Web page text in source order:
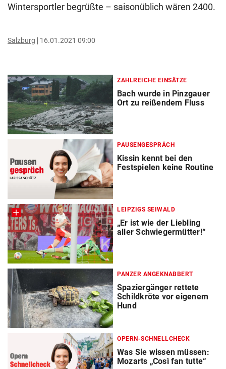
Wintersportler begrüßte – saisonüblich wären 2400.
Salzburg 16.01.2021 09:00
ZAHLREICHE EINSÄTZE
Bach wurde in Pinzgauer
Ort zu reißendem Fluss
PAUSENGESPRÄCH
Kissin kennt bei den
Festspielen keine Routine
LEIPZIGS SEIWALD
„Er ist wie der Liebling
aller Schwiegermütter!“
PANZER ANGEKNABBERT
Spaziergänger rettete
Schildkröte vor eigenem
Hund
OPERN-SCHNELLCHECK
Was Sie wissen müssen:
Mozarts „Così fan tutte“